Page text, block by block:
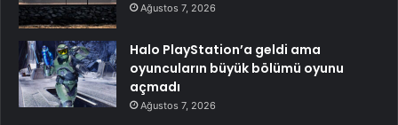
Ağustos 7, 2026
Halo PlayStation’a geldi ama
oyuncuların büyük bölümü oyunu
açmadı
Ağustos 7, 2026